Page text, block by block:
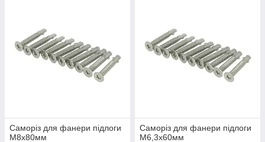
Саморіз для фанери підлоги
М8x80мм
Саморіз для фанери підлоги
М6,3x60мм